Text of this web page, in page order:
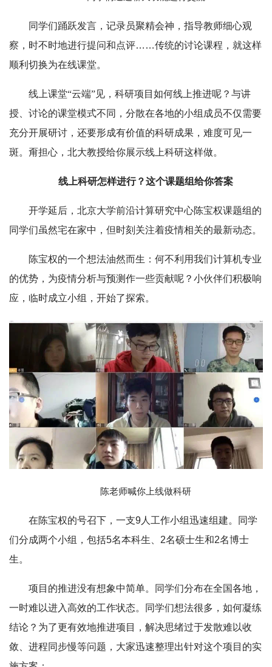
同学们踊跃发言，记录员聚精会神，指导教师细心观
察，时不时地进行提问和点评……传统的讨论课程，就这样
顺利切换为在线课堂。
线上课堂“云端”见，科研项目如何线上推进呢？与讲
授、讨论的课堂模式不同，分散在各地的小组成员不仅需要
充分开展研讨，还要形成有价值的科研成果，难度可见一
斑。甭担心，北大教授给你展示线上科研这样做。
线上科研怎样进行？这个课题组给你答案
开学延后，北京大学前沿计算研究中心陈宝权课题组的
同学们虽然宅在家中，但时刻关注着疫情相关的最新动态。
陈宝权的一个想法油然而生：何不利用我们计算机专业
的优势，为疫情分析与预测作一些贡献呢？小伙伴们积极响
应，临时成立小组，开始了探索。
陈老师喊你上线做科研
在陈宝权的号召下，一支9人工作小组迅速组建。同学
们分成两个小组，包括5名本科生、2名硕士生和2名博士
生。
项目的推进没有想象中简单。同学们分布在全国各地，
一时难以进入高效的工作状态。同学们想法很多，如何凝练
结论？为了更有效地推进项目，解决思绪过于发散难以收
敛、进程同步慢等问题，大家迅速整理出针对这个项目的实